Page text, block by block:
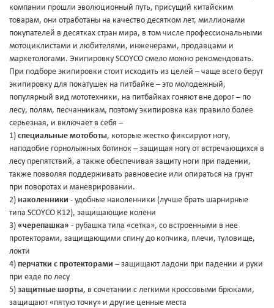
компании прошли эволюционный путь, присущий китайским
товарам, они отработаны на качество десятком лет, миллионами
покупателей в десятках стран мира, в том числе профессиональными
мотоциклистами и любителями, инженерами, продавцами и
маркетологами. Экипировку SCOYCO смело можно рекомендовать.
При подборе экипировки стоит исходить из целей – чаще всего берут
экипировку для покатушек на питбайке – это молодежный,
популярный вид мототехники, на питбайках гоняют вне дорог – по
лесу, полям, песчанникам, поэтому экипировка как правило более
серьезная, и включает в себя –
1) специальные мотоботы, которые жестко фиксируют ногу,
наподобие горнолыжных ботинок – защищая ногу от встречающихся в
лесу препятствий, а также обеспечивая защиту ноги при падении,
также позволяя поддерживать равновесие или опираться на грунт
при поворотах и маневрировании.
2) наколенники - удобные наколенники (лучше брать шарнирные
типа SCOYCO К12), защищающие колени
3) «черепашка» - рубашка типа «сетка», со встроенными в нее
протекторами, защищающими спину до копчика, плечи, туловище,
локти
4) перчатки с протекторами – защищают ладони при падении и руки
при езде по лесу
5) защитные шорты, в сочетании с легкими кроссовыми брюками,
защищают «пятую точку» и другие ценные места